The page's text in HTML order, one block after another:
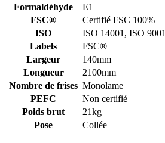
Formaldéhyde
E1
FSC®
Certifié FSC 100%
ISO
ISO 14001, ISO 9001
Labels
FSC®
Largeur
140mm
Longueur
2100mm
Nombre de frises Monolame
PEFC
Non certifié
Poids brut
21kg
Pose
Collée